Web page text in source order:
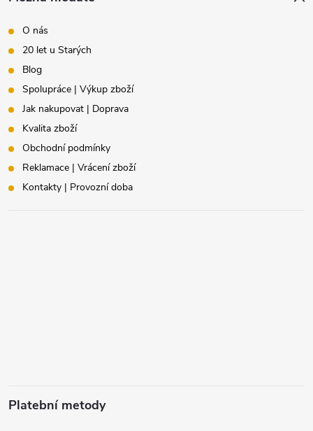
O nás
20 let u Starých
Blog
Spolupráce | Výkup zboží
Jak nakupovat | Doprava
Kvalita zboží
Obchodní podmínky
Reklamace | Vrácení zboží
Kontakty | Provozní doba
Platební metody